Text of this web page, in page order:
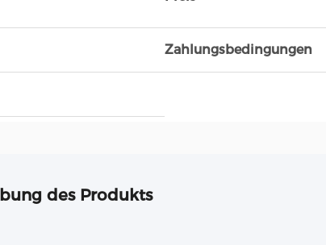
Zahlungsbedingungen
des Produkts